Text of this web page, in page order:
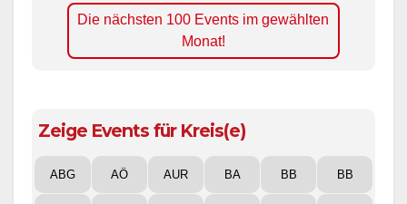
Die nächsten 100 Events im gewählten
Monat!
Zeige Events für Kreis(e)
ABG AÖ AUR BA BB BB